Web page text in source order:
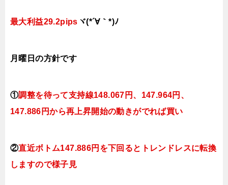
最大利益29.2pips ヾ(*´∀｀*)ﾉ
月曜日の方針です
①調整を待って支持線148.067円、147.964円、
147.886円から再上昇開始の動きがでれば買い
②直近ボトム147.886円を下回るとトレンドレスに転換
し ますので様子見